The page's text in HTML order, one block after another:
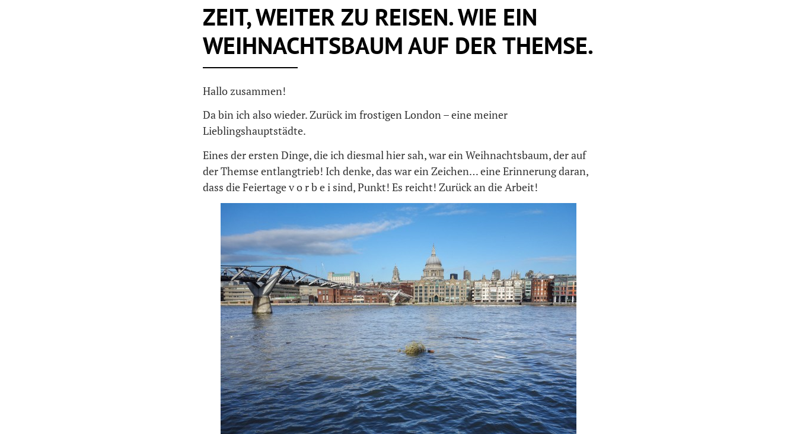
ZEIT, WEITER ZU REISEN. WIE EIN
WEIHNACHTSBAUM AUF DER THEMSE.
Hallo zusammen!
Da bin ich also wieder. Zurück im frostigen London – eine meiner
Lieblingshauptstädte.
Eines der ersten Dinge, die ich diesmal hier sah, war ein Weihnachtsbaum, der auf
der Themse entlangtrieb! Ich denke, das war ein Zeichen… eine Erinnerung daran,
dass die Feiertage v o r b e i sind, Punkt! Es reicht! Zurück an die Arbeit!